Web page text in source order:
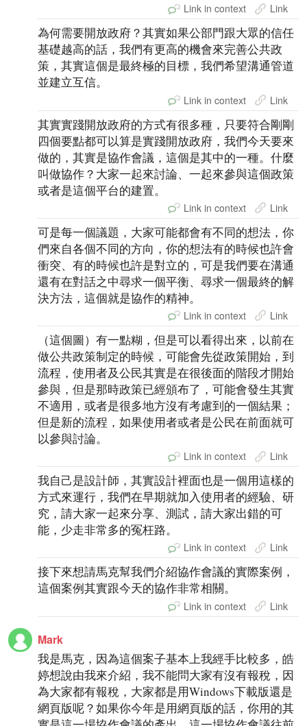
Link in context Link
為何需要開放政府？其實如果公部門跟大眾的信任
基礎越高的話，我們有更高的機會來完善公共政
策，其實這個是最終極的目標，我們希望溝通管道
並建立互信。
Link in context Link
其實實踐開放政府的方式有很多種，只要符合剛剛
四個要點都可以算是實踐開放政府，我們今天要來
做的，其實是協作會議，這個是其中的一種。什麼
叫做協作？大家一起來討論、一起來參與這個政策
或者是這個平台的建置。
Link in context Link
可是每一個議題，大家可能都會有不同的想法，你
們來自各個不同的方向，你的想法有的時候也許會
衝突、有的時候也許是對立的，可是我們要在溝通
還有在對話之中尋求一個平衡、尋求一個最終的解
決方法，這個就是協作的精神。
Link in context Link
（這個圖）有一點糊，但是可以看得出來，以前在
做公共政策制定的時候，可能會先從政策開始，到
流程，使用者及公民其實是在很後面的階段才開始
參與，但是那時政策已經頒布了，可能會發生其實
不適用，或者是很多地方沒有考慮到的一個結果；
但是新的流程，如果使用者或者是公民在前面就可
以參與討論。
Link in context Link
我自己是設計師，其實設計裡面也是一個用這樣的
方式來運行，我們在早期就加入使用者的經驗、研
究，請大家一起來分享、測試，請大家出錯的可
能，少走非常多的冤枉路。
Link in context Link
接下來想請馬克幫我們介紹協作會議的實際案例，
這個案例其實跟今天的協作非常相關。
Link in context Link
Mark
我是馬克，因為這個案子基本上我經手比較多，皓
婷想說由我來介紹，我不能問大家有沒有報稅，因
為大家都有報稅，大家都是用Windows下載版還是
網頁版呢？如果你今年是用網頁版的話，你用的其